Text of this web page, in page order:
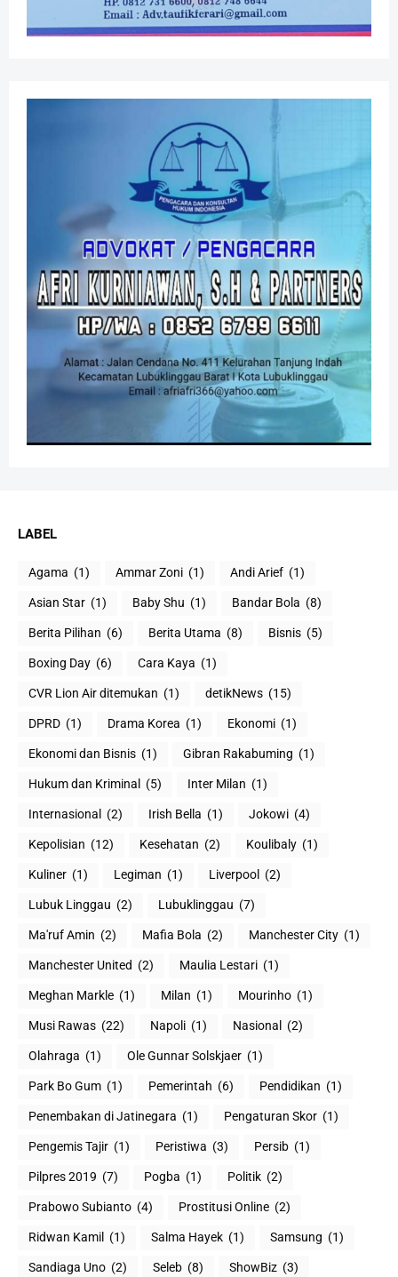
LABEL
Agama (1) Ammar Zoni (1) Andi Arief (1)
Asian Star (1) Baby Shu (1) Bandar Bola (8)
Berita Pilihan (6) Berita Utama (8) Bisnis (5)
Boxing Day (6) Cara Kaya (1)
CVR Lion Air ditemukan (1) detikNews (15)
DPRD (1) Drama Korea (1) Ekonomi (1)
Ekonomi dan Bisnis (1) Gibran Rakabuming (1)
Hukum dan Kriminal (5) Inter Milan (1)
Internasional (2) Irish Bella (1) Jokowi (4)
Kepolisian (12) Kesehatan (2) Koulibaly (1)
Kuliner (1) Legiman (1) Liverpool (2)
Lubuk Linggau (2) Lubuklinggau (7)
Ma'ruf Amin (2) Mafia Bola (2) Manchester City (1)
Manchester United (2) Maulia Lestari (1)
Meghan Markle (1) Milan (1) Mourinho (1)
Musi Rawas (22) Napoli (1) Nasional (2)
Olahraga (1) Ole Gunnar Solskjaer (1)
Park Bo Gum (1) Pemerintah (6) Pendidikan (1)
Penembakan di Jatinegara (1) Pengaturan Skor (1)
Pengemis Tajir (1) Peristiwa (3) Persib (1)
Pilpres 2019 (7) Pogba (1) Politik (2)
Prabowo Subianto (4) Prostitusi Online (2)
Ridwan Kamil (1) Salma Hayek (1) Samsung (1)
Sandiaga Uno (2) Seleb (8) ShowBiz (3)